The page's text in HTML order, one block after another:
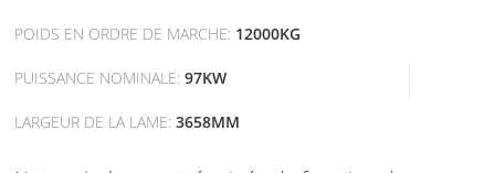
POIDS EN ORDRE DE MARCHE: 12000KG
PUISSANCE NOMINALE:97KW
LARGEUR DE LA LAME:3658MM